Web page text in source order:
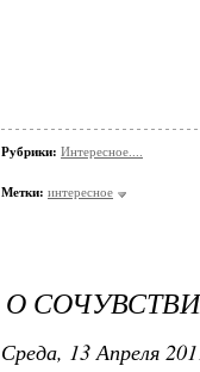
Рубрики: Интересное....
Метки: интересное
О
Среда, 13 Апреля